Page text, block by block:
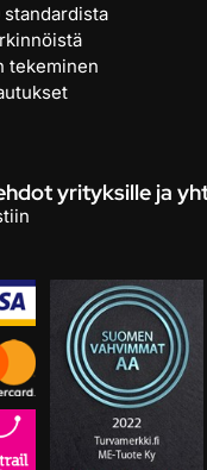
standardista
tekeminen
yrityksille ja